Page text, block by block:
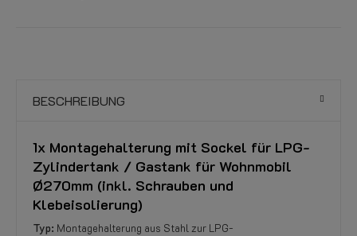
BESCHREIBUNG
1x Montagehalterung mit Sockel für LPG-
Zylindertank / Gastank für Wohnmobil
Ø270mm (inkl. Schrauben und
Klebeisolierung)
Typ: Montagehalterung aus Stahl zur LPG-